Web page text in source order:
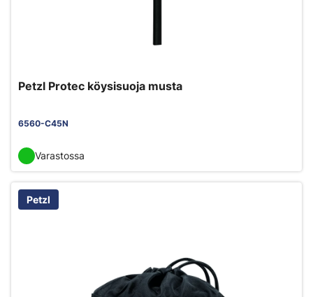
Petzl Protec köysisuoja musta
6560-C45N
Varastossa
Petzl